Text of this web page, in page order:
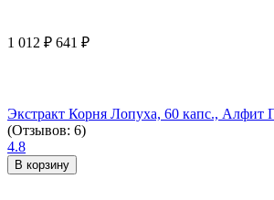
1 012 ₽ 641 ₽
Экстракт Корня Лопуха, 60 капс., Алфит
(Отзывов: 6)
4.8
В корзину